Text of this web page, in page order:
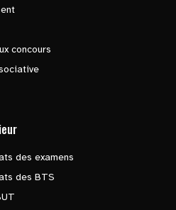
concours
des examens
des BTS